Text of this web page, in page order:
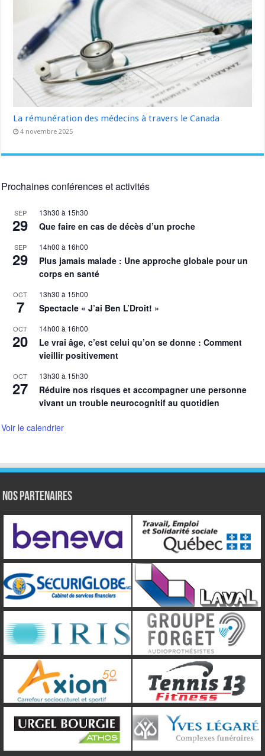
La rémunération des médecins à travers le Canada
4 novembre 2025
Prochaines conférences et activités
SEP
29
13h30 à 15h30
Que faire en cas de décès d’un proche
SEP
29
14h00 à 16h00
Plus jamais malade : Une approche globale pour un
corps en santé
OCT
7
13h30 à 15h00
Spectacle « J’ai Ben L’Droit! »
OCT
20
14h00 à 16h00
Le vrai âge, c’est celui qu’on se donne : Comment
vieillir positivement
OCT
27
13h30 à 15h30
Réduire nos risques et accompagner une personne
vivant un trouble neurocognitif au quotidien
Voir le calendrier
NOS PARTENAIRES